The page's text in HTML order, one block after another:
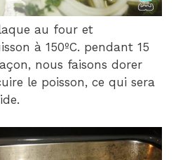
au four et
à 150ºC. pendant 15
nous faisons dorer
le poisson, ce qui sera